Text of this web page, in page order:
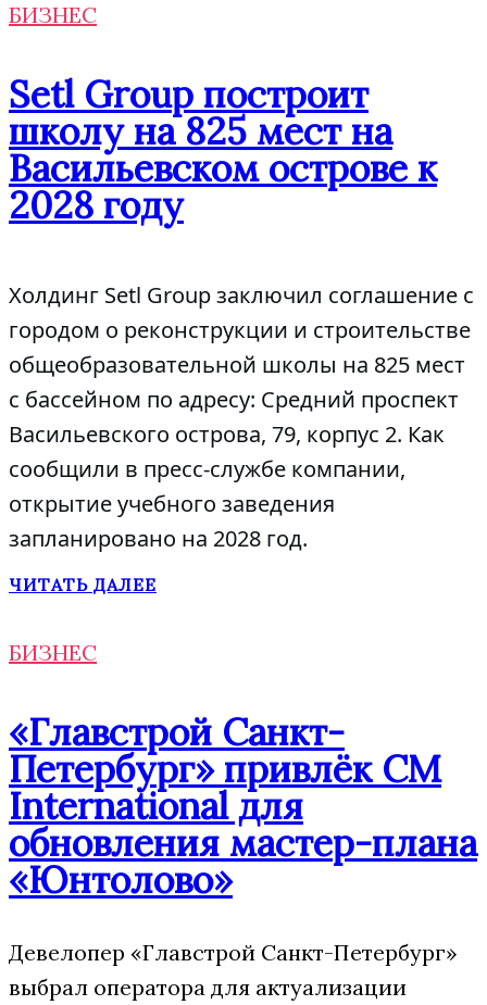
БИЗНЕС
Setl Group построит
школу на 825 мест на
Васильевском острове к
2028 году
Холдинг Setl Group заключил соглашение с
городом о реконструкции и строительстве
общеобразовательной школы на 825 мест
с бассейном по адресу: Средний проспект
Васильевского острова, 79, корпус 2. Как
сообщили в пресс-службе компании,
открытие учебного заведения
запланировано на 2028 год.
ЧИТАТЬ ДАЛЕЕ
БИЗНЕС
«Главстрой Санкт-
Петербург» привлёк CM
International для
обновления мастер-плана
«Юнтолово»
Девелопер «Главстрой Санкт-Петербург»
выбрал оператора для актуализации